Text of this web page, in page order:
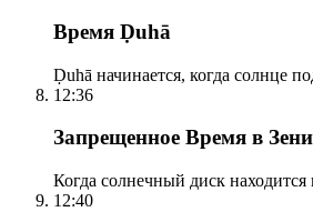
Время Ḍuhā
Ḍuhā начинается, когда солнце
12:36
Запрещенное Время в
Когда солнечный диск
12:40